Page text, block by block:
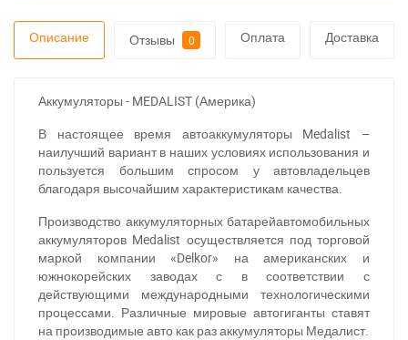
Описание Отзывы 0 Оплата Доставка
Аккумуляторы - MEDALIST (Америка)
В настоящее время автоаккумуляторы Medalist –
наилучший вариант в наших условиях использования и
пользуется большим спросом у автовладельцев
благодаря высочайшим характеристикам качества.
Производство аккумуляторных батарейавтомобильных
аккумуляторов Medalist осуществляется под торговой
маркой компании «Delkor» на американских и
южнокорейских заводах с в соответствии с
действующими международными технологическими
процессами. Различные мировые автогиганты ставят
на производимые авто как раз аккумуляторы Медалист.